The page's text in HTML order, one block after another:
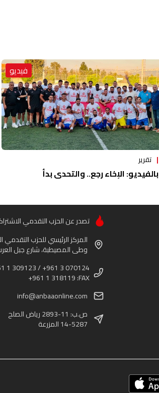
فيديو
تقرير
بالفيديو: الإخاء رجع.. والتحدي بدأ
تصدر عن الحزب التقدمي
المركز الرئيسي للحزب التقدمي
وطى المصيطبة، شارع جبل
1 309123 / +961 3 070124
+961 1 318119 :FAX
info@anbaaonline.com
ص.ب: 11-2893 رياض الصلح
14-5287 المزرعة